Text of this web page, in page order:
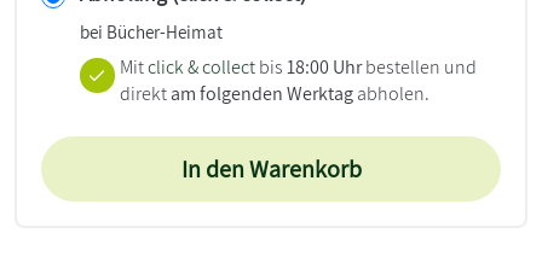
bei Bücher-Heimat
Mitclick & collect bis18:00 Uhrbestellen und
direktam folgenden Werktagabholen.
In den Warenkorb